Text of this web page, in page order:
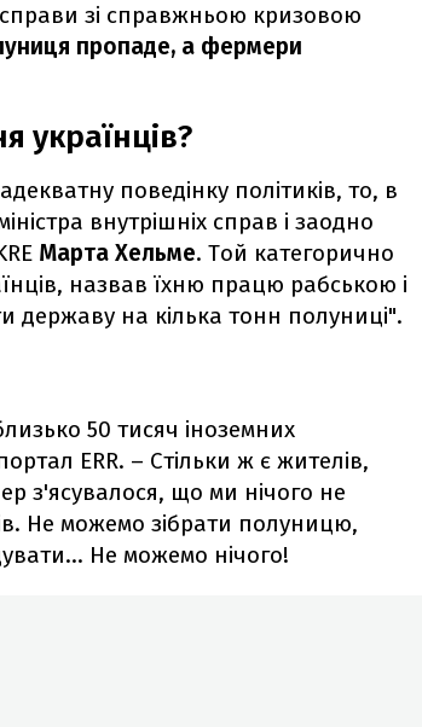
зі справжньою кризовою
пропаде, а фермери
українців?
поведінку політиків, то, в
внутрішніх справ і заодно
Марта Хельме. Той категорично
назвав їхню працю рабською і
на кілька тонн полуниці".
50 тисяч іноземних
ERR. – Стільки ж є жителів,
з'ясувалося, що ми нічого не
Не можемо зібрати полуницю,
Не можемо нічого!